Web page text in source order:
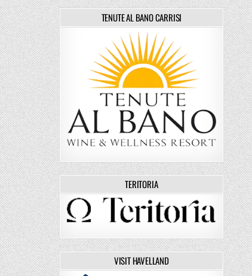
TENUTE AL BANO CARRISI
TERITORIA
VISIT HAVELLAND